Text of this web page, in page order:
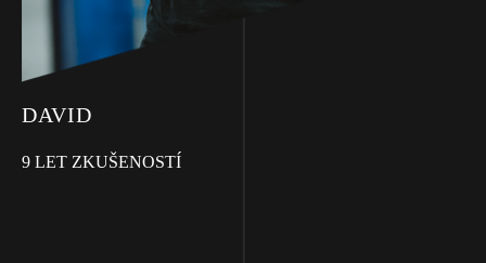
DAVID
9 LET ZKUŠENOSTÍ